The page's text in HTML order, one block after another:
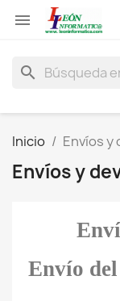

search
Inicio Envíos y
Envíos y
Envío